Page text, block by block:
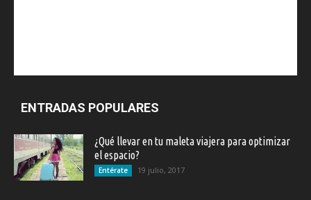
ENTRADAS POPULARES
¿Qué llevar en tu maleta viajera para optimizar
el espacio?
Entérate 19 julio, 2017